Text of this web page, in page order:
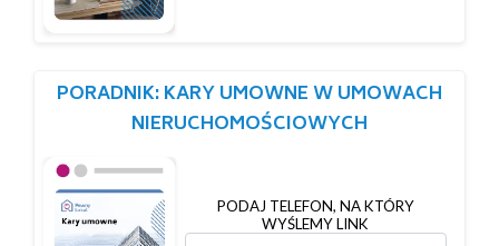
PORADNIK: KARY UMOWNE W UMOWACH
NIERUCHOMOŚCIOWYCH
PODAJ TELEFON, NA KTÓRY
WYŚLEMY LINK